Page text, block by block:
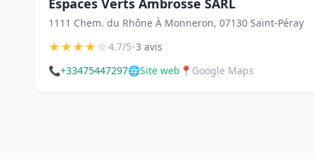
1111 Chem. du Rhône À Monneron, 07130 Saint-Péray
★★★★☆4.7/5•3 avis
📞+33475447297🌐Site web 📍 Google Maps